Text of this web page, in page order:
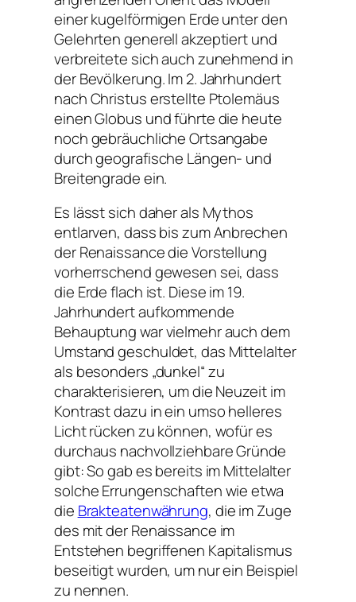
einer kugelförmigen Erde unter den
Gelehrten generell akzeptiert und
verbreitete sich auch zunehmend in
der Bevölkerung. Im 2. Jahrhundert
nach Christus erstellte Ptolemäus
einen Globus und führte die heute
noch gebräuchliche Ortsangabe
durch geografische Längen- und
Breitengrade ein.
Es lässt sich daher als Mythos
entlarven, dass bis zum Anbrechen
der Renaissance die Vorstellung
vorherrschend gewesen sei, dass
die Erde flach ist. Diese im 19.
Jahrhundert aufkommende
Behauptung war vielmehr auch dem
Umstand geschuldet, das Mittelalter
als besonders „dunkel“ zu
charakterisieren, um die Neuzeit im
Kontrast dazu in ein umso helleres
Licht rücken zu können, wofür es
durchaus nachvollziehbare Gründe
gibt: So gab es bereits im Mittelalter
solche Errungenschaften wie etwa
die Brakteatenwährung, die im Zuge
des mit der Renaissance im
Entstehen begriffenen Kapitalismus
beseitigt wurden, um nur ein Beispiel
zu nennen.